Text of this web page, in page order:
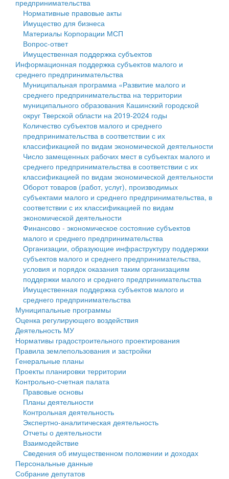
Государственные услуги
Промышленность и АПК
Экономика и бизнес
...
Символика
Устав
Гостям округа
Туризм
Культура
Образование
Здравоохранение
Социальная защита
Фотоальбом
муниципального округа Тверской области
Администрация Кашинского муниципального округа
Тверской области
Управление сельскими территориями
Открытые данные
Работа с обращениями граждан
Муниципальный контроль
Муниципальные услуги
Проекты административных регламентов
Антимонопольный комплаенс
Противодействие коррупции
Финансовое управление
Бюджет для граждан
Имущество
Выявление правообладателей ранее учтенных
объектов недвижимости
Имущественная поддержка субъектов малого и
среднего предпринимательства
Информационная поддержка субъектов малого и
среднего предпринимательства
Муниципальные программы
Контрольно-счетная палата
Персональные данные
Оценка регулирующего воздействия
Деятельность МУ
Нормативы градостроительного проектирования
Правила землепользования и застройки
Генеральные планы
Проекты планировки территории
Собрание депутатов
Городское поселение
Сельские поселения
предпринимательства
Нормативные правовые акты
Имущество для бизнеса
Материалы Корпорации МСП
Вопрос-ответ
Имущественная поддержка субъектов
Информационная поддержка субъектов малого и
среднего предпринимательства
Муниципальная программа «Развитие малого и
среднего предпринимательства на территории
муниципального образования Кашинский городской
округ Тверской области на 2019-2024 годы
Количество субъектов малого и среднего
предпринимательства в соответствии с их
классификацией по видам экономической деятельности
Число замещенных рабочих мест в субъектах малого и
среднего предпринимательства в соответствии с их
классификацией по видам экономической деятельности
Оборот товаров (работ, услуг), производимых
субъектами малого и среднего предпринимательства, в
соответствии с их классификацией по видам
экономической деятельности
Финансово - экономическое состояние субъектов
малого и среднего предпринимательства
Организации, образующие инфраструктуру поддержки
субъектов малого и среднего предпринимательства,
условия и порядок оказания таким организациям
поддержки малого и среднего предпринимательства
Имущественная поддержка субъектов малого и
среднего предпринимательства
Муниципальные программы
Оценка регулирующего воздействия
Деятельность МУ
Нормативы градостроительного проектирования
Правила землепользования и застройки
Генеральные планы
Проекты планировки территории
Контрольно-счетная палата
Правовые основы
Планы деятельности
Контрольная деятельность
Экспертно-аналитическая деятельность
Отчеты о деятельности
Взаимодействие
Сведения об имущественном положении и доходах
Персональные данные
Собрание депутатов